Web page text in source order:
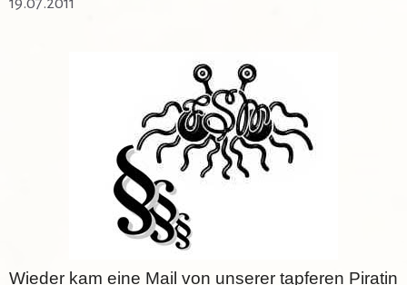
Wieder kam eine Mail von unserer tapferen Piratin